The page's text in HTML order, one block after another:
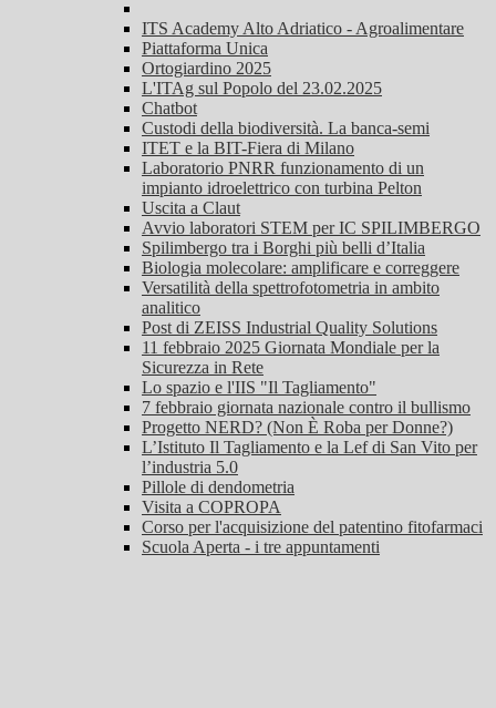
ITS Academy Alto Adriatico - Agroalimentare
Piattaforma Unica
Ortogiardino 2025
L'ITAg sul Popolo del 23.02.2025
Chatbot
Custodi della biodiversità. La banca-semi
ITET e la BIT-Fiera di Milano
Laboratorio PNRR funzionamento di un
impianto idroelettrico con turbina Pelton
Uscita a Claut
Avvio laboratori STEM per IC SPILIMBERGO
Spilimbergo tra i Borghi più belli d’Italia
Biologia molecolare: amplificare e correggere
Versatilità della spettrofotometria in ambito
analitico
Post di ZEISS Industrial Quality Solutions
11 febbraio 2025 Giornata Mondiale per la
Sicurezza in Rete
Lo spazio e l'IIS "Il Tagliamento"
7 febbraio giornata nazionale contro il bullismo
Progetto NERD? (Non È Roba per Donne?)
L’Istituto Il Tagliamento e la Lef di San Vito per
l’industria 5.0
Pillole di dendometria
Visita a COPROPA
Corso per l'acquisizione del patentino fitofarmaci
Scuola Aperta - i tre appuntamenti